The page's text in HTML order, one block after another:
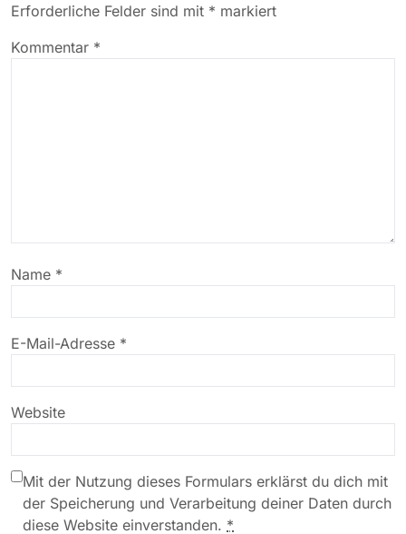
Erforderliche Felder sind mit * markiert
Kommentar *
Name *
E-Mail-Adresse *
Website
Mit der Nutzung dieses Formulars erklärst du dich mit
der Speicherung und Verarbeitung deiner Daten durch
diese Website einverstanden. *